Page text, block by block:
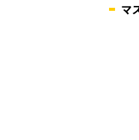
マ